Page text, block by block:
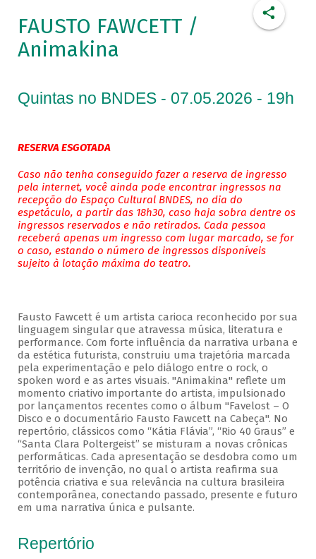
FAUSTO FAWCETT /
Animakina
Quintas no BNDES - 07.05.2026 - 19h
RESERVA ESGOTADA
Caso não tenha conseguido fazer a reserva de ingresso
pela internet, você ainda pode encontrar ingressos na
recepção do Espaço Cultural BNDES, no dia do
espetáculo, a partir das 18h30, caso haja sobra dentre os
ingressos reservados e não retirados. Cada pessoa
receberá apenas um ingresso com lugar marcado, se for
o caso, estando o número de ingressos disponíveis
sujeito à lotação máxima do teatro.
Fausto Fawcett é um artista carioca reconhecido por sua
linguagem singular que atravessa música, literatura e
performance. Com forte influência da narrativa urbana e
da estética futurista, construiu uma trajetória marcada
pela experimentação e pelo diálogo entre o rock, o
spoken word e as artes visuais. "Animakina" reflete um
momento criativo importante do artista, impulsionado
por lançamentos recentes como o álbum "Favelost – O
Disco e o documentário Fausto Fawcett na Cabeça". No
repertório, clássicos como “Kátia Flávia”, “Rio 40 Graus” e
“Santa Clara Poltergeist” se misturam a novas crônicas
performáticas. Cada apresentação se desdobra como um
território de invenção, no qual o artista reafirma sua
potência criativa e sua relevância na cultura brasileira
contemporânea, conectando passado, presente e futuro
em uma narrativa única e pulsante.
Repertório